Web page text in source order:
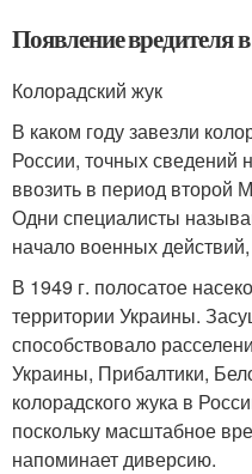
Появление вредителя
Колорадский жук
В каком году завезли
России, точных сведений
ввозить в период второй
Одни специалисты
начало военных
В 1949 г. полосатое
территории Украины.
способствовало
Украины, Прибалтики,
колорадского жука в
поскольку масштабное
напоминает диверсию.